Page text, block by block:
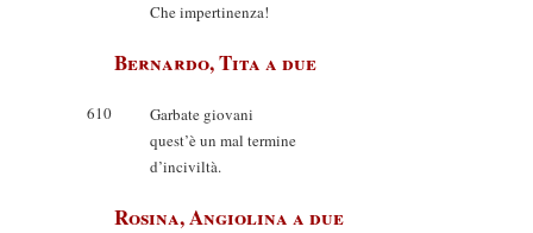
Che impertinenza!
Bernardo, Tita a due
610
Garbate giovani
quest’è un mal termine
d’inciviltà.
Rosina, Angiolina a due